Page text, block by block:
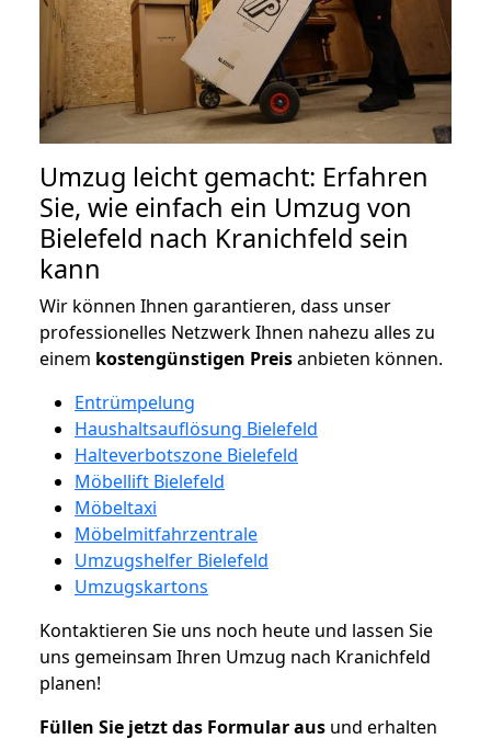
Umzug leicht gemacht: Erfahren
Sie, wie einfach ein Umzug von
Bielefeld nach Kranichfeld sein
kann
Wir können Ihnen garantieren, dass unser
professionelles Netzwerk Ihnen nahezu alles zu
einem kostengünstigen Preisanbieten können.
Entrümpelung
Haushaltsauflösung Bielefeld
Halteverbotszone Bielefeld
Möbellift Bielefeld
Möbeltaxi
Möbelmitfahrzentrale
Umzugshelfer Bielefeld
Umzugskartons
Kontaktieren Sie uns noch heute und lassen Sie
uns gemeinsam Ihren Umzug nach Kranichfeld
planen!
Füllen Sie jetzt das Formular aus und erhalten